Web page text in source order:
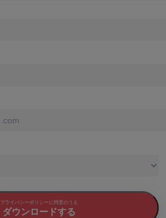
プライバシーポリシーに同意のうえ
ダウンロードする